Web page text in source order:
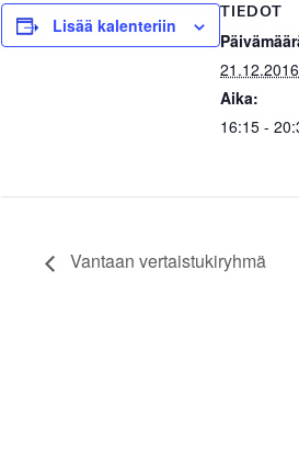
Lisää kalenteriin
TIEDOT
21.12.2016
Aika:
16:15 -
Vantaan vertaistukiryhmä